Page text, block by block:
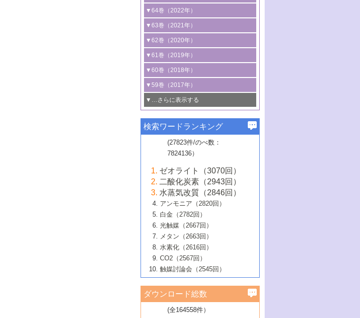
3号 有機分子変換やCO 資源化のための
光触媒に関する最近の研究
B号 第137回触媒討論会（2026年）
2号 水素製造のための水分解技術に関す
る最近の研究
3号 オレフィン系樹脂の精密合成に関す
る最新技術
4号 アルコール類の効率的変換を実現す
る非貴金属触媒の研究動向
5号 ゼオライトの合成と応用における研
究動向
6号 ヘテロ接合界面
B号 第135回触媒討論会（2025年）
2号 規制反応場を活用した固体触媒研究
の新展開
3号 未踏分子変換を目指した酸化触媒プ
ロセスの最前線
4号 シンクロトロン放射光および中性子
線を利用した触媒解析技術の最先端
5号 単原子触媒
6号 参照触媒委員会からのお知らせ
B号 第133回触媒討論会（2023年）
1号 炭素が関わる触媒機能
2号 プラスチックケミカルリサイクルの
ための触媒技術
3号 非酸化物系金属化合物を基盤とした
触媒材料の開発
4号 格子酸素・格子酸素欠陥を利用した
触媒反応
5号 生体触媒によるエネルギー変換反応
6号 窒素とリンの循環のための触媒・機
能性材料
▼64巻（2022年）
1号 合成ガス製造とCOを用いるケミカル
ズ合成の最新動向
2号 化学品合成のための合金触媒開発
3号 CO の排出削減および有効活用のた
めの触媒技術
4号 若手による情報発信企画～とびたて
若き触媒の研究者たち～（1）
若き触媒の研究者たち～（2）
6号 石油のノーブル・ユースを志向した
触媒技術
大学：オンライン・対面開催）
▼63巻（2021年）
1号 金触媒の新展開
2号 ペロブスカイト
3号 特殊反応場を利用した触媒的分子変
換反応
4号 多孔質材料を用いた触媒の新展開
5号 情報学的手法を用いた触媒開発
6号 カーボンニュートラルに向けた電解
技術
B号 第127回触媒討論会（2021年・オン
ライン開催(Zoom)のみ）
▼62巻（2020年）
1号 触媒設計を拓く欠陥構造のキャラク
タリゼーション
2号 機能化学品製造に資するクリーンな
触媒的酸化反応
3号 水処理のための触媒化学
4号 光触媒を用いた水分解の最新の研究
動向
5号 次世代の触媒プロセスを支えるマイ
6号 メタン転換技術の最新動向
B号 第125回触媒討論会（2020年・工学
院大学）
▼61巻（2019年）
1号 物質移動制御に着目した触媒プロセ
ス開発
2号 CO2 フリー水素サプライチェーンに
関わる触媒開発動向
3号 精密高分子合成に関する最近の研究
動向
4号 バイオマス化成品製造のための触媒
5号 固体触媒による含窒素有機化合物変
換の最前線
6号 貴金属使用量低減に向けた自動車排
ガス浄化触媒の開発
B号 第123回触媒討論会（2019年・大阪
▼60巻（2018年）
1号 固体酸触媒の最新の研究動向
2号 二酸化炭素からの有用化学品合成
3号 ナノ粒子・クラスター触媒の最前線
4号 60周年記念企画
5号 進化するゼオライト合成技術
6号 非貴金属系触媒における電気化学的
B号 第121回触媒討論会（2018年・東京
大学）
▼59巻（2017年）
1号 いたるところに，触媒
最先端技術
3号 無機分離膜材料の開発と触媒反応プ
ロセスへの適用
5号 水素のふるまいを解き明かす最先端
研究
6号 低級アルカンの有効利用のための触
媒技術
B号 第119回触媒討論会（2017年・首都
大学東京）
▼…さらに表示する
1号 ユニークな構造の高分子を生み出す触
2号 リグニンからの化成品製造に向けた触
媒技術
3号 触媒研究の最先端～とびたて若き研究
者たち～（1）
4号 触媒研究の最先端～とびたて若き研究
者たち～（2）
5号 触媒研究の最先端～とびたて若き研究
者たち～（3）
6号 イオニクス材料と燃料電池・電解合成
の最新の研究動向
B号 第117回触媒討論会（2016年・大阪府
立大学）
▼57巻（2015年）
1号 水素キャリアにかかわる触媒技術の新
2号 石油精製用触媒の最近の進展
3号 固体酸化物形燃料電池（SOFC）におけ
るアノード触媒上での燃料直接改質技術
4号 コアシェル構造の制御による触媒機能
5号 工業触媒およびその周辺技術の最近の
進歩
6号 ナノシート
B号 第115回触媒討論会（2015年・成蹊大
▼56巻（2014年）
2号 光触媒反応機構に関する最新の研究動
向
開発動向
4号 人工光合成に向けた近年のアプローチ
5号 未利用熱エネルギーの有効活用に貢献
する触媒技術
6号 ポリオキソメタレート
B号 第113回触媒討論会（2014年・ロワジ
ールホテル豊橋）
1号 高耐久性燃料電池システム用触媒にお
ける新展開
2号 リビングラジカル重合の最近の動向
3号 天然ガスの化学工業的展開に関する触
媒技術
4号 貴金属触媒の精密構造制御とその活用
5号 バイオマス化成品製造のための固体触
6号 ナノ空間─吸着状態解析から新機能開拓
B号 第111回触媒討論会（2013年・関西大
▼54巻（2012年）
1号 規則性多孔体の利用技術における最近
の進歩
2号 第109回触媒討論会
3号 貴金属低減技術の最新動向
4号 貴金属代替技術の最新動向
5号 光触媒による物質変換反応の新展開
6号 グラフェン
7号 水素を利用する化成品合成の新潮流
▼53巻（2011年）
1号 金属学から見る合金触媒の新展開
2号 第107回触媒討論会
3号 触媒のその場観察法の進歩（１）
4号 触媒のその場観察法の進歩（２）
5号 不活性結合の触媒的活性化による有機
合成
6号 新しい固体酸触媒技術
7号 ゼオライト合成における最近の進歩
▼52巻（2010年）
1号 触媒の劣化対策と長寿命触媒開発
2号 第105回触媒討論会
3号 ナノ構造が拓く新機能
4号 活性サイトおよびその環境の精密な設
計による触媒の高機能化
5号 触媒を有効に使うための技術
7号 有機分子触媒による精密有機合成
1号 炭素材料－熱い注目を集める材料－
2号 第103回触媒討論会
3号 環境浄化用光触媒の現状と課題
4号 水素社会の実現に向けた水素製造・貯
蔵技術の進歩
5号 CO2が関わる触媒・材料
▼50巻（2008年）
1号 触媒化学と学会のこの10年，半世紀，
そして未来
2号 第101回触媒討論会
4号 錯体を利用したユニークな表面構造の
構築と機能
▼49巻（2007年）
1号 含フッ素化合物の合成と触媒
2号 第99回触媒討論会
3号 実用的ファインケミカル合成プロセス
を実現する触媒
▼48巻（2006年）
1号 固体酸触媒の最近の進歩
2号 第97回触媒討論会
3号 リビング重合触媒の最近の展開
1号 最近の触媒担体とその効果
2号 第95回触媒討論会
▼46巻（2004年）
1号 部分酸化反応触媒の最前線
▼45巻（2003年）
検索ワードランキング
(27823件/のべ数：
7824136）
ゼオライト（3070回）
二酸化炭素（2943回）
水蒸気改質（2846回）
アンモニア（2820回）
白金（2782回）
光触媒（2667回）
メタン（2663回）
水素化（2616回）
CO2（2567回）
触媒討論会（2545回）
ダウンロード総数
(全164558件）